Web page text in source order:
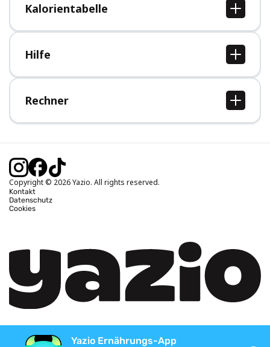
Kalorientabelle
Alle Kalorientabellen
Hilfe
Hilfe-Bereich
Rechner
BMI Rechner
Idealgewicht berechnen
Kalorienverbrauch berechnen
Copyright © 2026 Yazio. All rights reserved.
Kontakt
Datenschutz
Cookies
Yazio Ernährungs-App